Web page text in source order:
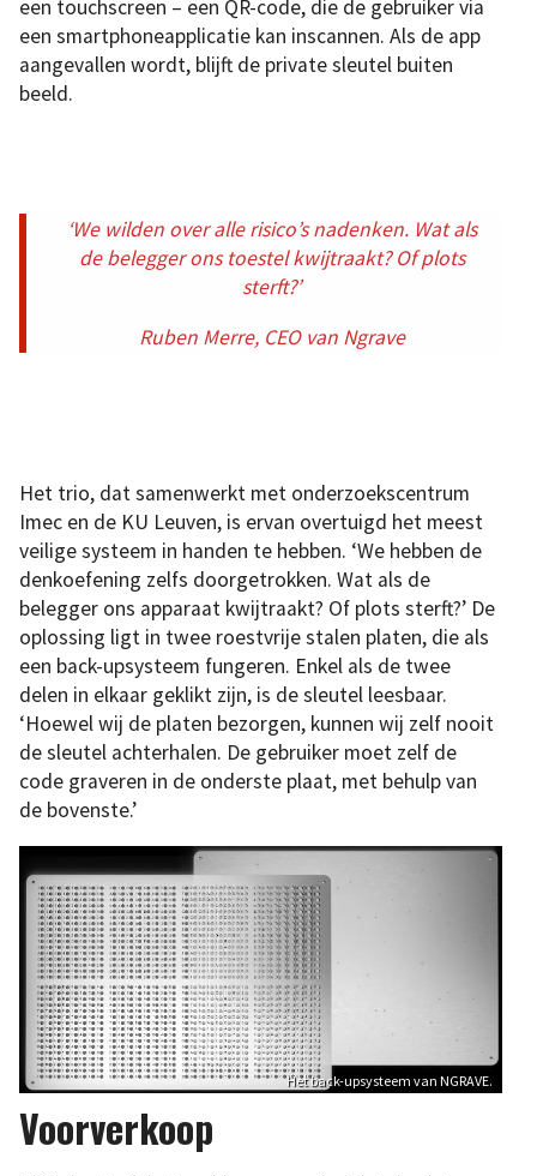
een touchscreen – een QR-code, die de gebruiker via
een smartphoneapplicatie kan inscannen. Als de app
aangevallen wordt, blijft de private sleutel buiten
beeld.
‘We wilden over alle risico’s nadenken. Wat als
de belegger ons toestel kwijtraakt? Of plots
sterft?’
Ruben Merre, CEO van Ngrave
Het trio, dat samenwerkt met onderzoekscentrum
Imec en de KU Leuven, is ervan overtuigd het meest
veilige systeem in handen te hebben. ‘We hebben de
denkoefening zelfs doorgetrokken. Wat als de
belegger ons apparaat kwijtraakt? Of plots sterft?’ De
oplossing ligt in twee roestvrije stalen platen, die als
een back-upsysteem fungeren. Enkel als de twee
delen in elkaar geklikt zijn, is de sleutel leesbaar.
‘Hoewel wij de platen bezorgen, kunnen wij zelf nooit
de sleutel achterhalen. De gebruiker moet zelf de
code graveren in de onderste plaat, met behulp van
de bovenste.’
Het back-upsysteem van NGRAVE.
Voorverkoop